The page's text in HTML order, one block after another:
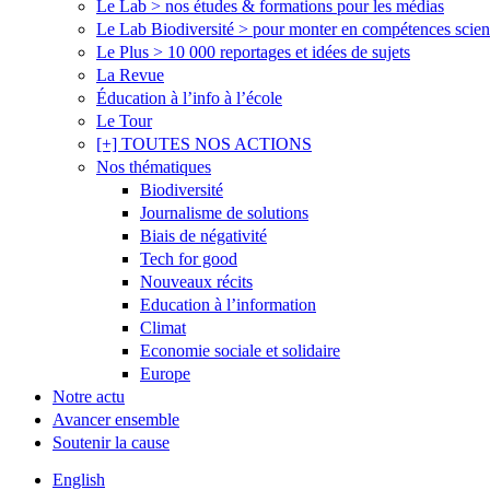
Le Lab > nos études & formations pour les médias
Le Lab Biodiversité > pour monter en compétences
Le Plus > 10 000 reportages et idées de sujets
La Revue
Éducation à l’info à l’école
Le Tour
[+] TOUTES NOS ACTIONS
Nos thématiques
Biodiversité
Journalisme de solutions
Biais de négativité
Tech for good
Nouveaux récits
Education à l’information
Climat
Economie sociale et solidaire
Europe
Notre actu
Avancer ensemble
Soutenir la cause
English